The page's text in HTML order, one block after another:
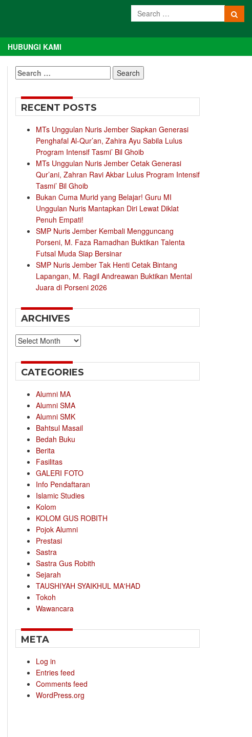
HUBUNGI KAMI
Search
for:
RECENT POSTS
MTs Unggulan Nuris Jember Siapkan Generasi
Penghafal Al-Qur’an, Zahira Ayu Sabila Lulus
Program Intensif Tasmi’ Bil Ghoib
MTs Unggulan Nuris Jember Cetak Generasi
Qur’ani, Zahran Ravi Akbar Lulus Program Intensif
Tasmi’ Bil Ghoib
Bukan Cuma Murid yang Belajar! Guru MI
Unggulan Nuris Mantapkan Diri Lewat Diklat
Penuh Empati!
SMP Nuris Jember Kembali Mengguncang
Porseni, M. Faza Ramadhan Buktikan Talenta
Futsal Muda Siap Bersinar
SMP Nuris Jember Tak Henti Cetak Bintang
Lapangan, M. Ragil Andreawan Buktikan Mental
Juara di Porseni 2026
ARCHIVES
Archives
CATEGORIES
Alumni MA
Alumni SMA
Alumni SMK
Bahtsul Masail
Bedah Buku
Berita
Fasilitas
GALERI FOTO
Info Pendaftaran
Islamic Studies
Kolom
KOLOM GUS ROBITH
Pojok Alumni
Prestasi
Sastra
Sastra Gus Robith
Sejarah
TAUSHIYAH SYAIKHUL MA'HAD
Tokoh
Wawancara
META
Log in
Entries feed
Comments feed
WordPress.org